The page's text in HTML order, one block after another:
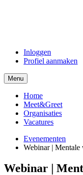
Inloggen
Profiel aanmaken
MenuMenu
collapsed
Home
Meet&Greet
Organisaties
Vacatures
Evenementen
Webinar | Mentale
Webinar |